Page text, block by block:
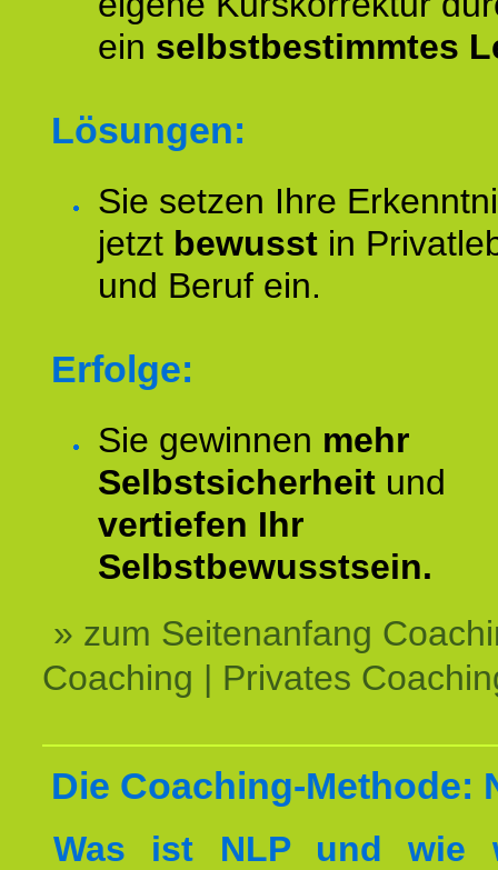
ein selbstbestimmtes
Lösungen:
Sie setzen Ihre
jetzt bewusst in
und Beruf ein.
Erfolge:
Sie gewinnen mehr
Selbstsicherheit und
vertiefen Ihr
Selbstbewusstsein.
» zum Seitenanfang
Coaching | Privates
Die Coaching-Methode:
Was ist NLP und wie